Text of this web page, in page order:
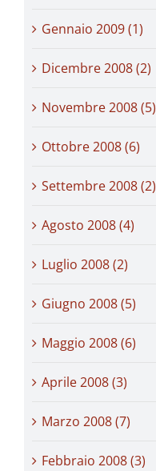
Gennaio 2009 (1)
Dicembre 2008 (2)
Novembre 2008 (5)
Ottobre 2008 (6)
Settembre 2008 (2)
Agosto 2008 (4)
Luglio 2008 (2)
Giugno 2008 (5)
Maggio 2008 (6)
Aprile 2008 (3)
Marzo 2008 (7)
Febbraio 2008 (3)